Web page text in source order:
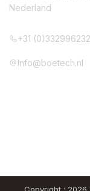
Nederland
+31 (0)332996232
Info@boetech.nl